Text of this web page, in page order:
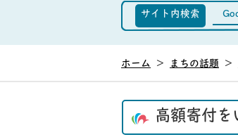
サイト内検索
ホーム > まちの話題 >
高額寄付を